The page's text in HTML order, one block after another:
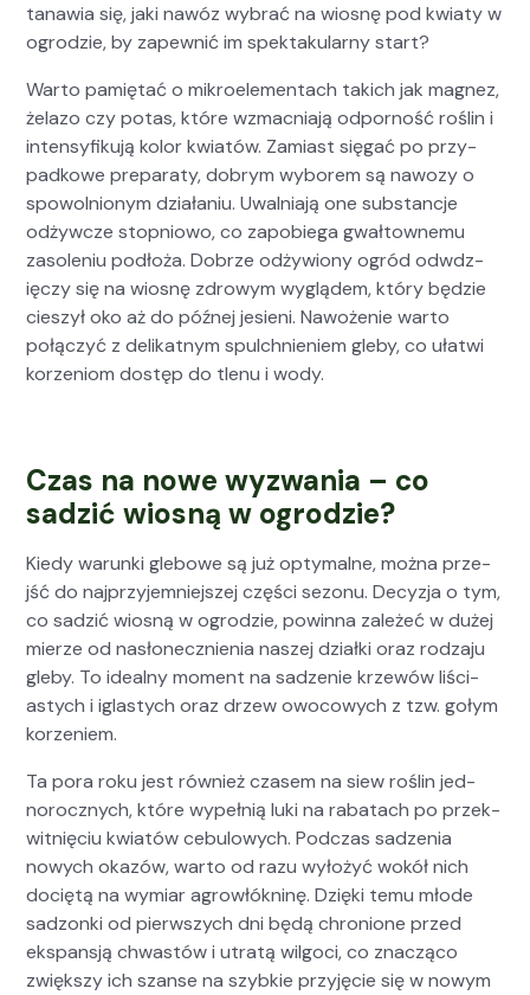
tanaw­ia się, jaki nawóz wybrać na wios­nę pod kwiaty w
ogrodzie, by zapewnić im spek­taku­larny start?
Warto pamię­tać o mikroele­men­tach takich jak mag­nez,
żela­zo czy potas, które wzmac­ni­a­ją odporność roślin i
inten­sy­fiku­ją kolor kwiatów. Zami­ast się­gać po przy­
pad­kowe preparaty, dobrym wyborem są nawozy o
spowol­nionym dzi­ała­niu. Uwal­ni­a­ją one sub­stanc­je
odży­w­cze stop­niowo, co zapo­b­ie­ga gwał­towne­mu
zasole­niu podłoża. Dobrze odży­wiony ogród odwdz­
ięczy się na wios­nę zdrowym wyglą­dem, który będzie
cieszył oko aż do późnej jesieni. Nawoże­nie warto
połączyć z delikat­nym spul­chnie­niem gle­by, co ułatwi
korzeniom dostęp do tlenu i wody.
Czas na nowe wyzwania – co
sadzić wiosną w ogrodzie?
Kiedy warun­ki gle­bowe są już opty­malne, moż­na prze­
jść do najprzy­jem­niejszej częś­ci sezonu. Decyz­ja o tym,
co sadz­ić wios­ną w ogrodzie, powin­na zależeć w dużej
mierze od nasłonecznienia naszej dzi­ał­ki oraz rodza­ju
gle­by. To ide­al­ny moment na sadze­nie krzewów liś­ci­
astych i iglastych oraz drzew owocowych z tzw. gołym
korze­niem.
Ta pora roku jest również cza­sem na siew roślin jed­
norocznych, które wypełnią luki na rabat­ach po przek­
wit­nię­ciu kwiatów cebu­lowych. Pod­czas sadzenia
nowych okazów, warto od razu wyłożyć wokół nich
dociętą na wymi­ar agrowłókn­inę. Dzię­ki temu młode
sad­zon­ki od pier­wszych dni będą chro­nione przed
ekspan­sją chwastów i utratą wilgo­ci, co znaczą­co
zwięk­szy ich szanse na szy­bkie przyję­cie się w nowym